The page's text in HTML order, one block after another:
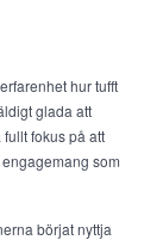
hur tufft
glada att
fokus på att
som
börjat nyttja